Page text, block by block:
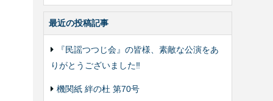
最近の投稿記事
『民謡つつじ会』の皆様、素敵な公演をあ
りがとうございました‼️
機関紙 絆の杜 第70号